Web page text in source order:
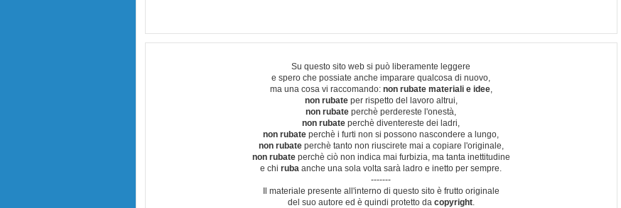
Su questo sito web si può liberamente leggere
e spero che possiate anche imparare qualcosa di nuovo,
ma una cosa vi raccomando: non rubate materiali e idee,
non rubateper rispetto del lavoro altrui,
non rubate perchè perdereste l'onestà,
non rubate perchè diventereste dei ladri,
non rubate perchè i furti non si possono nascondere a lungo,
non rubateperchè tanto non riuscirete mai a copiare l'originale,
non rubateperchè ciò non indica mai furbizia, ma tanta inettitudine
e chi ruba anche una sola volta sarà ladro e inetto per sempre.
-------
Il materiale presente all'interno di questo sito è frutto originale
del suo autore ed è quindi protetto da copyright.